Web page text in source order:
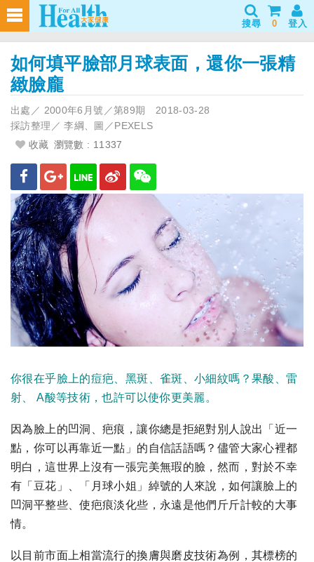
搜尋 0 登入
如何填平臉部月球表面，還你一張精
緻臉龐
出處／ 2000年6月號／第89期 2018-03-28
採訪整理／ 李綱、圖／PEXELS
收藏 瀏覽數 : 11337
你很在乎臉上的痘疤、黑斑、雀斑、小細紋嗎？果酸、雷
射、 A酸等技術，也許可以使你更美麗。
因為臉上的凹洞、疤痕，讓你總是拒絕對別人說出「近一
點，你可以再靠近一點」的自信話語嗎？儘管大家心裡都
明白，這世界上沒有一張完美無瑕的臉，然而，對於不幸
有「豆花」、「月球小姐」綽號的人來說，如何讓臉上的
凹洞平整些、使疤痕淡化些，永遠是他們斤斤計較的大事
情。
以目前市面上相當流行的換膚與磨皮技術為例，其標榜的